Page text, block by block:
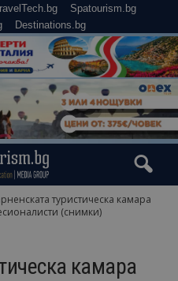
Spatourism.bg
Destinations.bg
туристическа камара
(снимки)
камара